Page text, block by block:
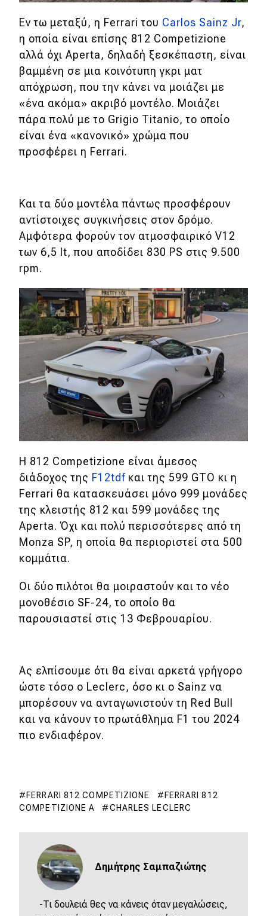
Εν τω μεταξύ, η Ferrari του Carlos Sainz Jr,
η οποία είναι επίσης 812 Competizione
αλλά όχι Aperta, δηλαδή ξεσκέπαστη, είναι
βαμμένη σε μια κοινότυπη γκρι ματ
απόχρωση, που την κάνει να μοιάζει με
«ένα ακόμα» ακριβό μοντέλο. Μοιάζει
πάρα πολύ με το Grigio Titanio, το οποίο
είναι ένα «κανονικό» χρώμα που
προσφέρει η Ferrari.
Και τα δύο μοντέλα πάντως προσφέρουν
αντίστοιχες συγκινήσεις στον δρόμο.
Αμφότερα φορούν τον ατμοσφαιρικό V12
των 6,5 lt, που αποδίδει 830 PS στις 9.500
rpm.
Η 812 Competizione είναι άμεσος
διάδοχος της F12tdf και της 599 GTO κι η
Ferrari θα κατασκευάσει μόνο 999 μονάδες
της κλειστής 812 και 599 μονάδες της
Aperta. Όχι και πολύ περισσότερες από τη
Monza SP, η οποία θα περιοριστεί στα 500
κομμάτια.
Οι δύο πιλότοι θα μοιραστούν και το νέο
μονοθέσιο SF-24, το οποίο θα
παρουσιαστεί στις 13 Φεβρουαρίου.
Ας ελπίσουμε ότι θα είναι αρκετά γρήγορο
ώστε τόσο ο Leclerc, όσο κι ο Sainz να
μπορέσουν να ανταγωνιστούν τη Red Bull
και να κάνουν το πρωτάθλημα F1 του 2024
πιο ενδιαφέρον.
FERRARI 812 COMPETIZIONE
FERRARI 812
COMPETIZIONE A
CHARLES LECLERC
Δημήτρης Σαμπαζιώτης
-Τι δουλειά θες να κάνεις όταν μεγαλώσεις,